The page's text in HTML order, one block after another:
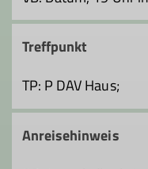
Treffpunkt
TP: P DAV Haus;
Anreisehinweis